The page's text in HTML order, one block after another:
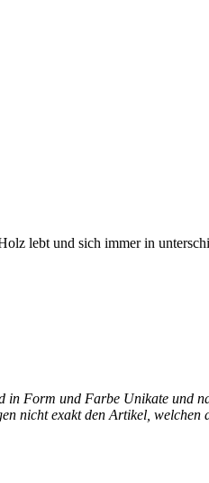
lebt und sich immer in
in Form und Farbe Unikate und
nicht exakt den Artikel, welchen